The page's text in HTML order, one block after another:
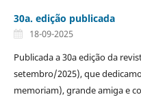
30a. edição publicada
18-09-2025
Publicada a 30a edição da
setembro/2025), que
memoriam), grande amiga e